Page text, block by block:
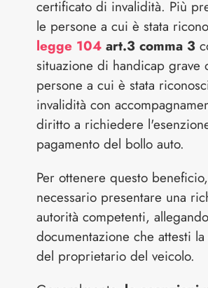
certificato di invalidità. Più
le persone a cui è stata
legge 104 art.3 comma 3
situazione di handicap grave
persone a cui è stata
invalidità con
diritto a richiedere
pagamento del bollo auto.
Per ottenere questo
necessario presentare una
autorità competenti,
documentazione che attesti
del proprietario del veicolo.